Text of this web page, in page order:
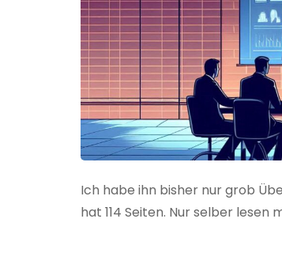
Ich habe ihn bisher nur grob
hat 114 Seiten. Nur selber lesen